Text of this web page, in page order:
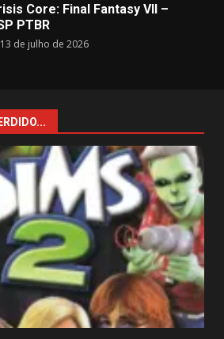
Core: Final Fantasy VII –
PTBR
13 de julho de 2026